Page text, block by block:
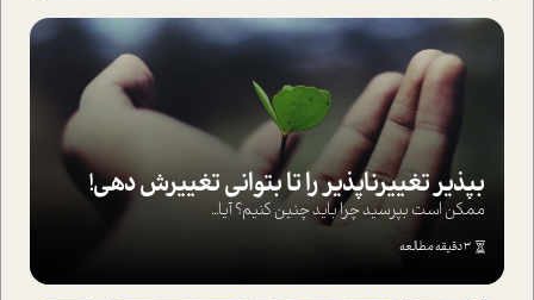
بپذير تغييرناپذير را تا بتواني تغييرش دهي!‏
ممکن است بپرسيد چرا بايد چنين کنيم؟ آيا...
3 دقیقه مطالعه